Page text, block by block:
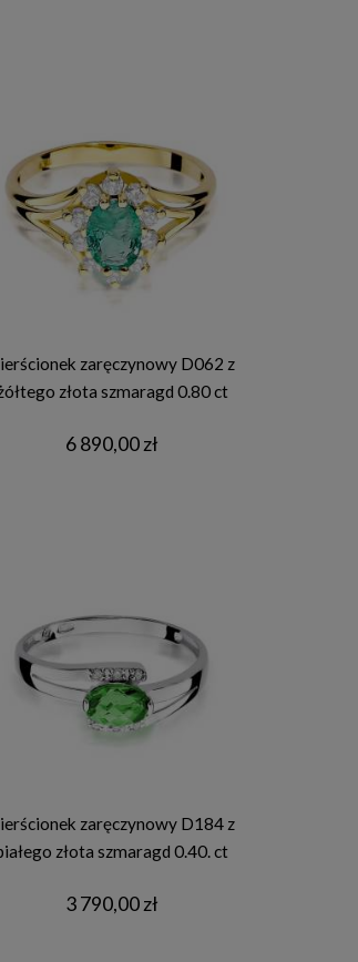
zaręczynowy D062 z
złota szmaragd 0.80 ct
6 890,00 zł
zaręczynowy D184 z
złota szmaragd 0.40. ct
3 790,00 zł